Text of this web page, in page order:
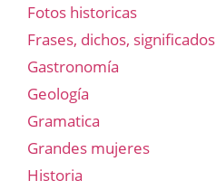
Fotos historicas
Frases, dichos, significados
Gastronomía
Geología
Gramatica
Grandes mujeres
Historia